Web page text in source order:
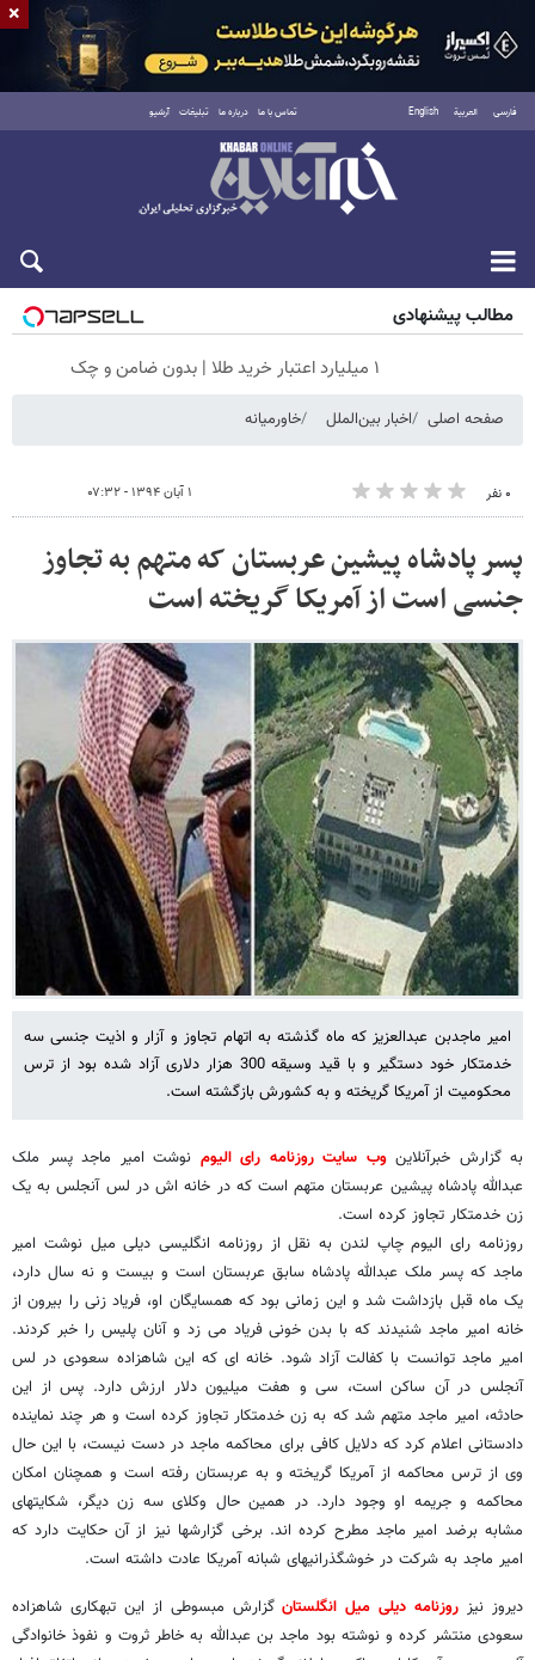
فارسی العربية English تماس با ما درباره ما تبلیغات آرشیو
جمعه ۱۶ مرداد ۱۴۰۵
مطالب پیشنهادی
۱ میلیارد اعتبار خرید طلا | بدون ضامن و چک
صفحه اصلی اخبار بین‌الملل خاورمیانه
۰ نفر ۱ آبان ۱۳۹۴ - ۰۷:۳۲
پسر پادشاه پیشین عربستان که متهم به تجاوز
جنسی است از آمریکا گریخته است
امیر ماجدبن عبدالعزیز که ماه گذشته به اتهام تجاوز و آزار و اذیت جنسی سه
خدمتکار خود دستگیر و با قید وسیقه 300 هزار دلاری آزاد شده بود از ترس
محکومیت از آمریکا گریخته و به کشورش بازگشته است.
به گزارش خبرآنلاین وب سایت روزنامه رای الیوم نوشت امیر ماجد پسر ملک
عبدالله پادشاه پیشین عربستان متهم است که در خانه اش در لس آنجلس به یک
زن خدمتکار تجاوز کرده است.
روزنامه رای الیوم چاپ لندن به نقل از روزنامه انگلیسی دیلی میل نوشت امیر
ماجد که پسر ملک عبدالله پادشاه سابق عربستان است و بیست و نه سال دارد،
یک ماه قبل بازداشت شد و این زمانی بود که همسایگان او، فریاد زنی را بیرون از
خانه امیر ماجد شنیدند که با بدن خونی فریاد می زد و آنان پلیس را خبر کردند.
امیر ماجد توانست با کفالت آزاد شود. خانه ای که این شاهزاده سعودی در لس
آنجلس در آن ساکن است، سی و هفت میلیون دلار ارزش دارد. پس از این
حادثه، امیر ماجد متهم شد که به زن خدمتکار تجاوز کرده است و هر چند نماینده
دادستانی اعلام کرد که دلایل کافی برای محاکمه ماجد در دست نیست، با این حال
وی از ترس محاکمه از آمریکا گریخته و به عربستان رفته است و همچنان امکان
محاکمه و جریمه او وجود دارد. در همین حال وکلای سه زن دیگر، شکایتهای
مشابه برضد امیر ماجد مطرح کرده اند. برخی گزارشها نیز از آن حکایت دارد که
امیر ماجد به شرکت در خوشگذرانیهای شبانه آمریکا عادت داشته است.
دیروز نیز روزنامه دیلی میل انگلستانگزارش مبسوطی از این تبهکاری شاهزاده
سعودی منتشر کرده و نوشته بود ماجد بن عبدالله به خاطر ثروت و نفوذ خانوادگی
×